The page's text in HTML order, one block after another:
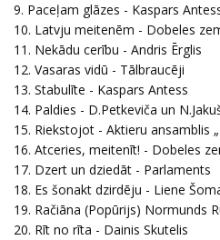
9. Paceļam glāzes - Kaspars
10. Latvju meitenēm - Dobeles
11. Nekādu cerību - Andris Ērglis
12. Vasaras vidū - Tālbraucēji
13. Stabulīte - Kaspars Antess
14. Paldies - D.Petkeviča un
15. Riekstojot - Aktieru ansamblis
16. Atceries, meitenīt! - Dobeles
17. Dzert un dziedāt - Parlaments
18. Es šonakt dzirdēju - Liene
19. Račiāna (Popūrijs) Normunds
20. Rīt no rīta - Dainis Skutelis